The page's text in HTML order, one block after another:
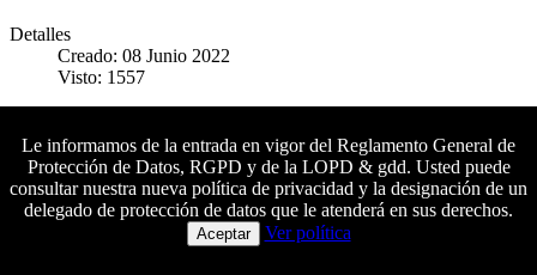
Detalles
Creado: 08 Junio 2022
Visto: 1557
entradas para este concierto de la Real Orquesta Sinfónica de
Sevilla que tendrá lugar el próximo fin de semana
‘Una vida a todo color’ y el arte de vivir
Colaboradores principales
Le informamos de la entrada en vigor del Reglamento General de
Protección de Datos, RGPD y de la LOPD & gdd. Usted puede
consultar nuestra nueva política de privacidad y la designación de un
delegado de protección de datos que le atenderá en sus derechos.
Aceptar Ver política